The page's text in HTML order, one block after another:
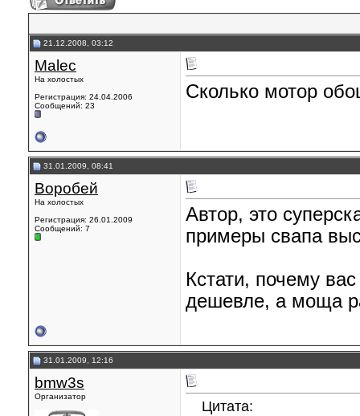
21.12.2008, 03:12
Malec
На холостых
Регистрация: 24.04.2006
Сообщений: 23
Сколько мотор
31.01.2009, 08:41
Воробей
На холостых
Регистрация: 26.01.2009
Сообщений: 7
Автор, это
примеры свапа
Кстати, почему
дешевле, а моща
31.01.2009, 12:16
bmw3s
Организатор
Цитата: